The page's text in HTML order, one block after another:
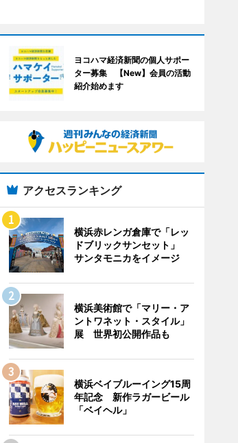
ヨコハマ経済新聞の個人サポー
ター募集 【New】会員の活動
紹介始めます
アクセスランキング
横浜赤レンガ倉庫で「レッ
ドブリックサンセット」
サンタモニカをイメージ
横浜美術館で「マリー・ア
ントワネット・スタイル」
展 世界初公開作品も
横浜ベイブルーイング15周
年記念 新作ラガービール
「ベイヘル」